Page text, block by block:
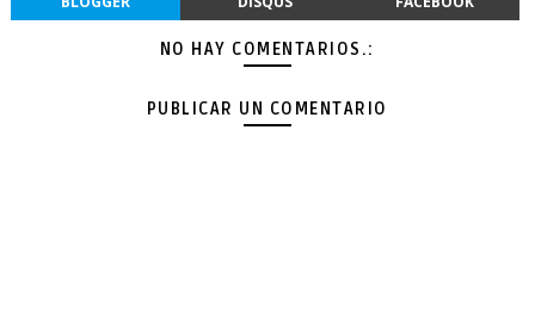
NO HAY COMENTARIOS.:
PUBLICAR UN COMENTARIO